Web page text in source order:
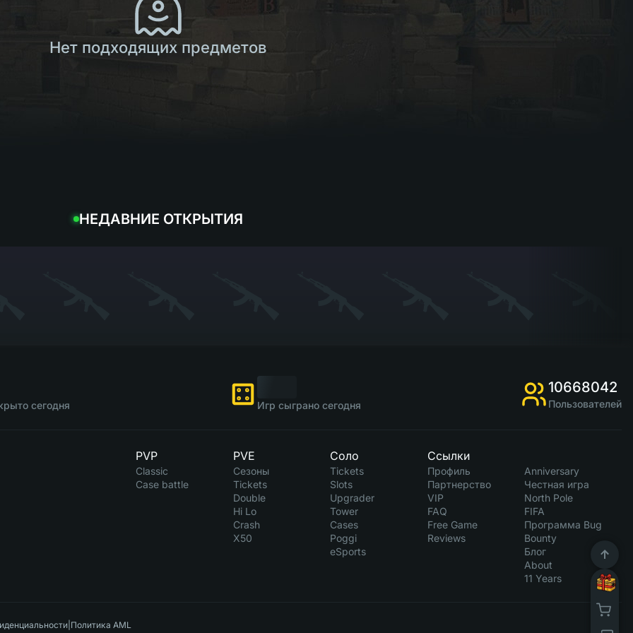
Нет подходящих предметов
НЕДАВНИЕ ОТКРЫТИЯ
сегодня Игр сыграно сегодня
10668042
Пользователей
PVP
Classic
Case battle
PVE
Сезоны
Tickets
Double
Hi Lo
Crash
X50
Соло
Tickets
Slots
Upgrader
Tower
Cases
Poggi
eSports
Ссылки
Профиль
Партнерство
VIP
FAQ
Free Game
Reviews
Anniversary
Честная игра
North Pole
FIFA
Программа Bug
Bounty
Блог
About
11 Years
Политика AML